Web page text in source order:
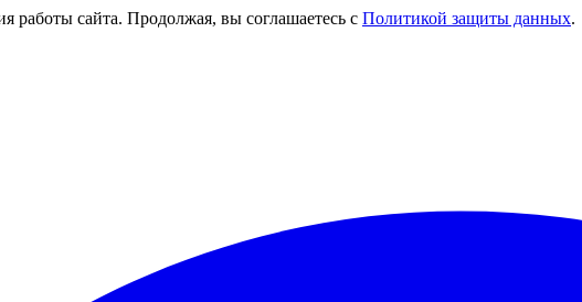
работы сайта. Продолжая, вы соглашаетесь с Политикой защиты данных.